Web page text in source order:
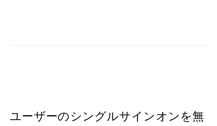
ユーザーのシングルサインオンを無